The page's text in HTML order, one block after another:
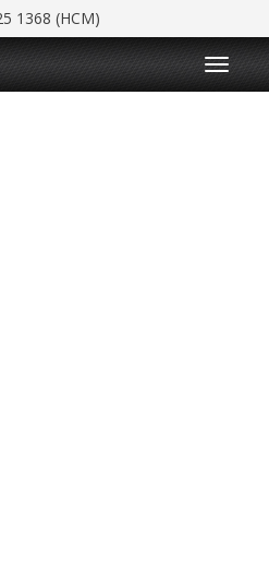
1368 (HCM)
T
o
g